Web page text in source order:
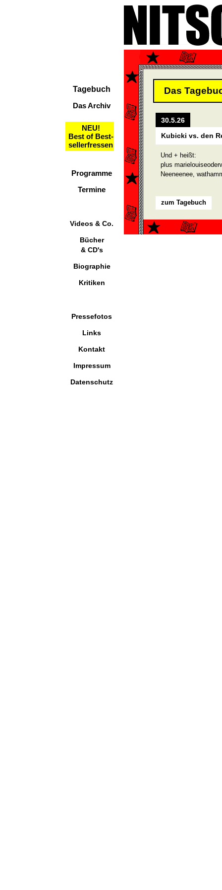
Tagebuch
Das Archiv
NEU!
Best of Best-
sellerfressen
Programme
Termine
Videos & Co.
Bücher
& CD's
Biographie
Kritiken
Pressefotos
Links
Kontakt
Impressum
Datenschutz
Das
30.5.26
Kubicki vs. den
Und + heißt:
plus
Neeneenee,
zum Tagebuch